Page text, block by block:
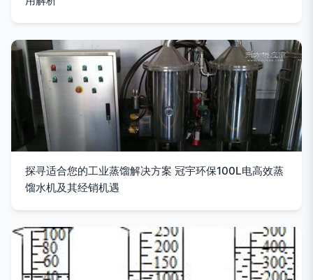
探寻适合您的工业蒸馏解决方案 冠宇环保100L电高效蒸
馏水机及其经销机遇